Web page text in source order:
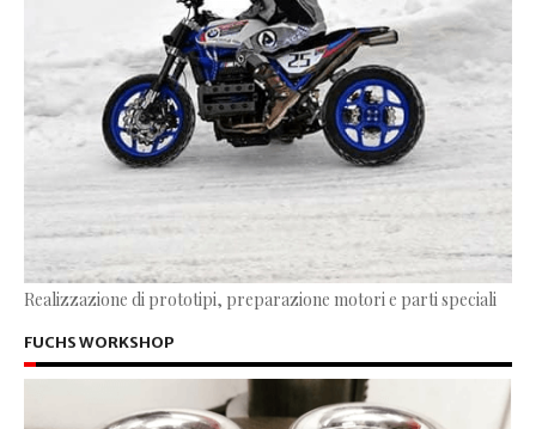
Realizzazione di prototipi, preparazione motori e parti speciali
FUCHS WORKSHOP